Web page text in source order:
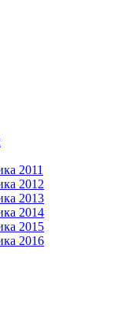
2011
2012
2013
2014
2015
2016